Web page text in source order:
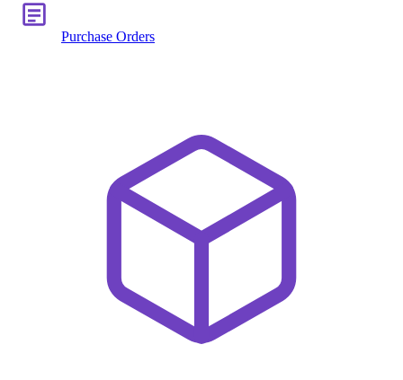
Purchase Orders